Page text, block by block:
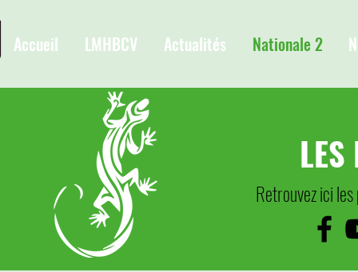
Accueil LMHBCV Actualités Nationale 2
LES
Retrouvez ici